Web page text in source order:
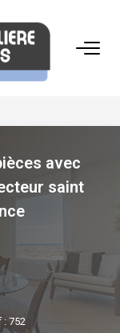
avec
saint
: 752